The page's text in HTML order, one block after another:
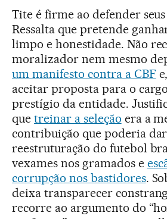
Tite é firme ao defender
Ressalta que pretende
limpo e honestidade. Não
moralizador nem mesmo
um manifesto contra a CBF
aceitar proposta para o
prestígio da entidade.
que treinar a seleção era a
contribuição que poderia
reestruturação do futebol
vexames nos gramados e
corrupção nos bastidores.
deixa transparecer
recorre ao argumento do